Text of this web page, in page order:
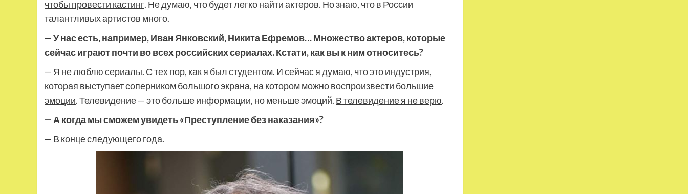
чтобы провести кастинг. Не думаю, что будет легко найти актеров. Но знаю, что в России
талантливых артистов много.
— У нас есть, например, Иван Янковский, Никита Ефремов… Множество актеров, которые
сейчас играют почти во всех российских сериалах. Кстати, как вы к ним относитесь?
— Я не люблю сериалы. С тех пор, как я был студентом. И сейчас я думаю, чтоэто индустрия,
которая выступает соперником большого экрана, на котором можно воспроизвести большие
эмоции. Телевидение — это больше информации, но меньше эмоций. В телевидение я не верю.
— А когда мы сможем увидеть «Преступление без наказания»?
— В конце следующего года.